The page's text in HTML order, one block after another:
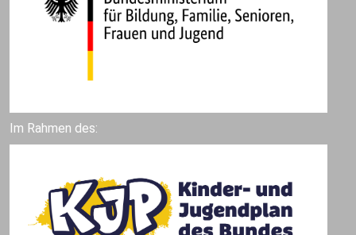
Im Rahmen des: